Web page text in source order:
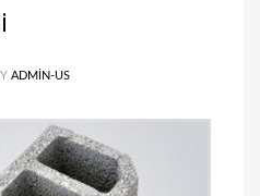
ADMIN-US